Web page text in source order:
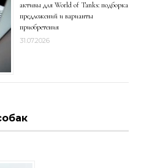
активы для World of Tanks: подборка
предложений и варианты
приобретения
31.07.2026